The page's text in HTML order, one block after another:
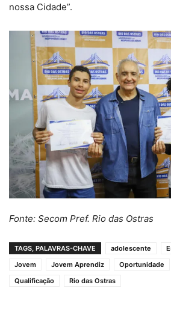
nossa Cidade”.
Fonte: Secom Pref. Rio das Ostras
TAGS, PALAVRAS-CHAVE adolescente
Jovem
Jovem Aprendiz Oportunidade
Qualificação
Rio das Ostras